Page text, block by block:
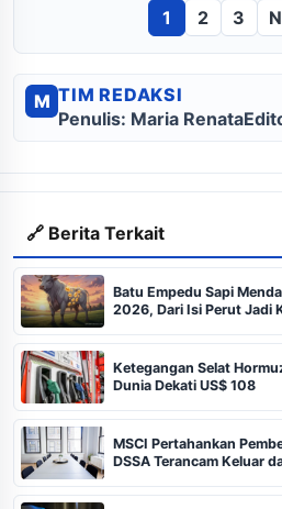
1
2 3
M TIM REDAKSI
Penulis: Maria Renata
🔗 Berita Terkait
Batu Empedu Sapi
2026, Dari Isi Perut Jadi
Ketegangan Selat
Dunia Dekati US$ 108
MSCI Pertahankan
DSSA Terancam Keluar